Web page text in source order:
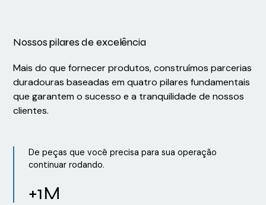
Nossos pilares de excelência
Mais do que fornecer produtos, construímos parcerias
duradouras baseadas em quatro pilares fundamentais
que garantem o sucesso e a tranquilidade de nossos
clientes.
De peças que você precisa para sua operação
continuar rodando.
+1M